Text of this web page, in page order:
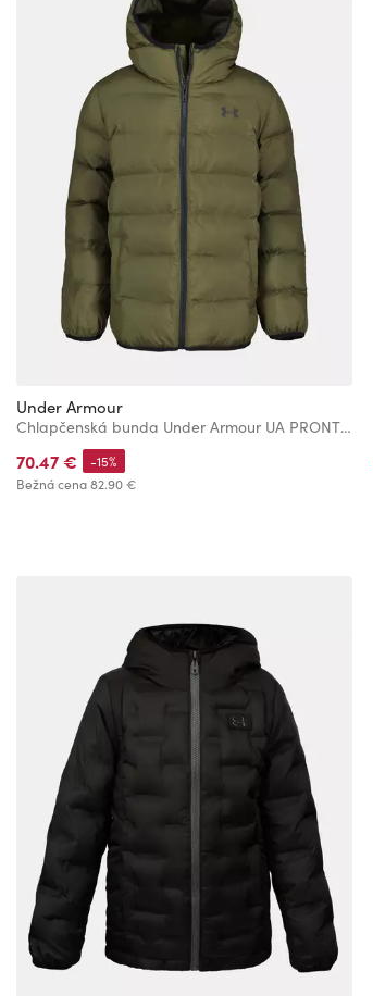
Under Armour
Chlapčenská bunda Under Armour UA PRONTO PUFFER JACKET
70.47 €
Bežná cena82.90 €
-15%